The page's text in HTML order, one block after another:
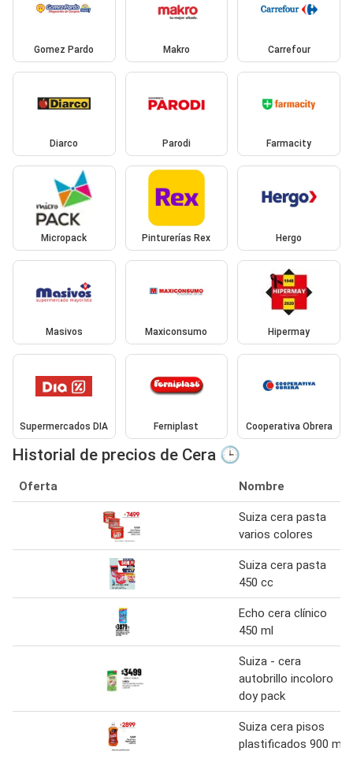
Gomez Pardo Makro Carrefour
Diarco Parodi Farmacity
Micropack Pinturerías Rex Hergo
Masivos Maxiconsumo Hipermay
Supermercados DIA Ferniplast Cooperativa Obrera
Historial de precios de Cera 🕒
Oferta Nombre
Suiza cera pasta
varios colores
Suiza cera pasta
450 cc
Echo cera clínico
450 ml
Suiza - cera
autobrillo incoloro
doy pack
Suiza cera pisos
plastificados 900 ml